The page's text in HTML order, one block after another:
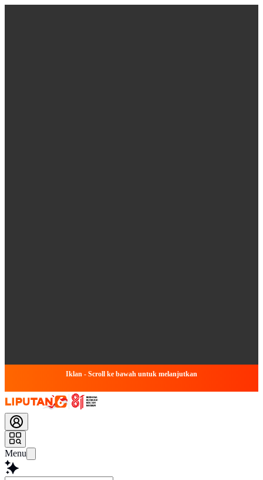
Iklan - Scroll ke bawah untuk melanjutkan
Menu